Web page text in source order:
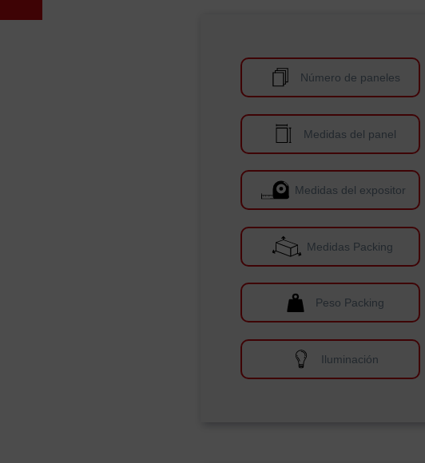
Número de paneles
Medidas del panel
Medidas del expositor
Medidas Packing
Peso Packing
Iluminación